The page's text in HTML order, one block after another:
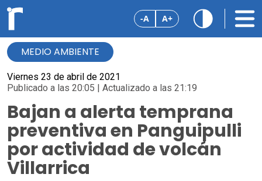
-A A+
MEDIO AMBIENTE
Viernes 23 de abril de 2021
Publicado a las 20:05 | Actualizado a las 21:19
Bajan a alerta temprana
preventiva en Panguipulli
por actividad de volcán
Villarrica